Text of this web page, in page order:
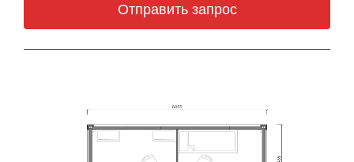
Отправить запрос